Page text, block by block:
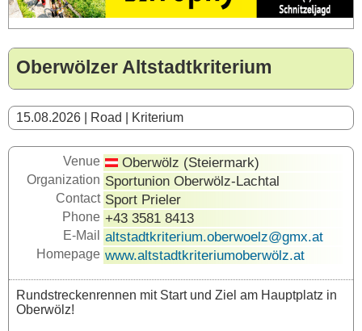
Oberwölzer Altstadtkriterium
15.08.2026 | Road | Kriterium
Venue Oberwölz (Steiermark)
Organization Sportunion Oberwölz-Lachtal
Contact Sport Prieler
Phone +43 3581 8413
E-Mail altstadtkriterium.oberwoelz@gmx.at
Homepage www.altstadtkriteriumoberwölz.at
Rundstreckenrennen mit Start und Ziel am Hauptplatz in
Oberwölz!